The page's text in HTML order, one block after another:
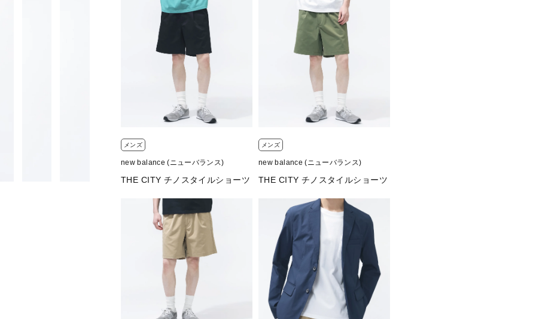
エメラルドグリーン(FAD：FADED TEAL)
ホワイト(WT：WHITE)
ペールグレー(AHH：ASH HEATHER GREY)
ブラック(BK：BLACK)
■素材：綿82％、ポリエステル18％
■生産国：ベトナム
■2026 Spring＆Summer モデル
■メーカー型番：MT61O1WS
メンズ
new balance (ニューバランス)
THE CITY チノスタイルショーツ
メンズ
new balance (ニューバランス)
THE CITY チノスタイルショーツ